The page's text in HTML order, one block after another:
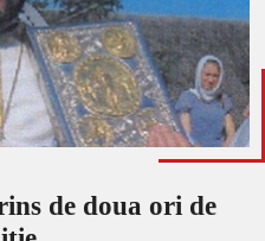
de doua ori de